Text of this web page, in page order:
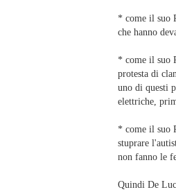
* come il suo
che hanno
* come il suo
protesta di
uno di questi
elettriche,
* come il suo
stuprare
non fanno le
Quindi De